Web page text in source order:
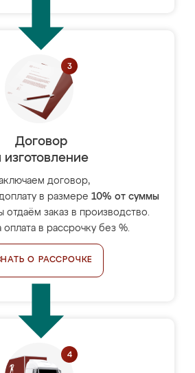
Договор
изготовление
договор,
в размере 10% от суммы
отдаём заказ в производство.
в рассрочку без %.
О РАССРОЧКЕ